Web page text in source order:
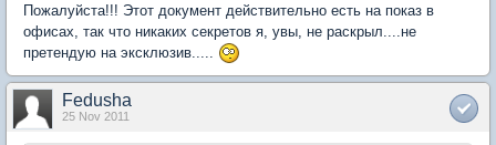
Пожалуйста!!! Этот документ действительно есть на показ в
офисах, так что никаких секретов я, увы, не раскрыл....не
претендую на эксклюзив.....
Fedusha
25 Nov 2011